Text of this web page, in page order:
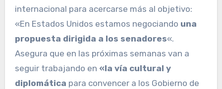
internacional para acercarse más al objetivo:
«En Estados Unidos estamos negociando una
propuesta dirigida a los senadores«.
Asegura que en las próximas semanas van a
seguir trabajando en «la vía cultural y
diplomática para convencer a los Gobierno de